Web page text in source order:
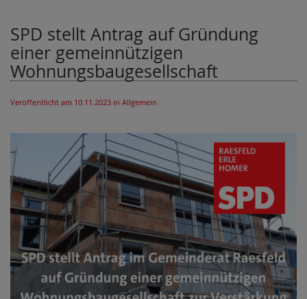
SPD stellt Antrag auf Gründung
einer gemeinnützigen
Wohnungsbaugesellschaft
Veröffentlicht am 10.11.2023 in Allgemein